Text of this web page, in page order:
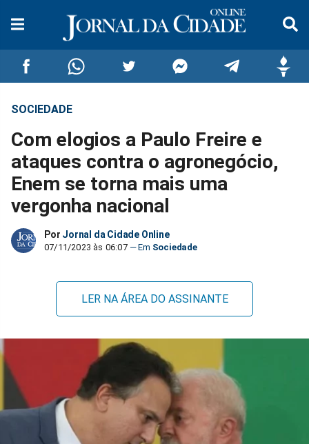
Compartilhar
no
Facebook
Compartilhar
no
Whatsapp
no
Twitter
no
Messenger
no
Telegram
SOCIEDADE
Com elogios a Paulo Freire e
ataques contra o agronegócio,
Enem se torna mais uma
vergonha nacional
Por Jornal da Cidade Online
07/11/2023 às 06:07 Sociedade
LER NA ÁREA DO ASSINANTE